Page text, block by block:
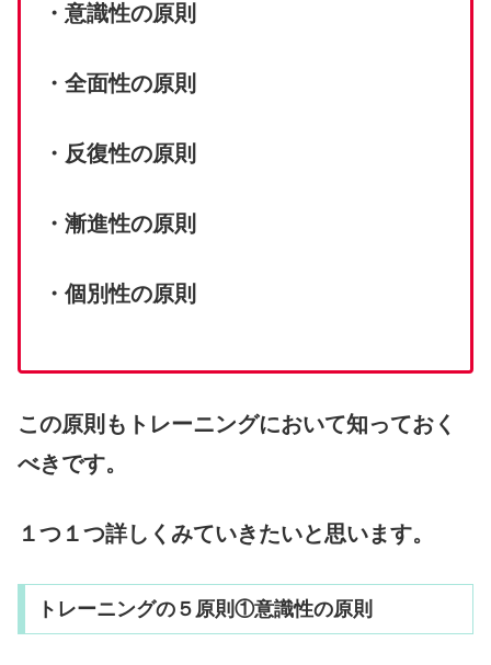
・意識性の原則
・全面性の原則
・反復性の原則
・漸進性の原則
・個別性の原則
この原則もトレーニングにおいて知っておく
べきです。
１つ１つ詳しくみていきたいと思います。
トレーニングの５原則①意識性の原則